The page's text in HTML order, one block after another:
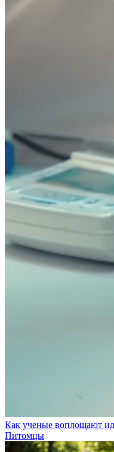
Как ученые воплощают
Питомцы